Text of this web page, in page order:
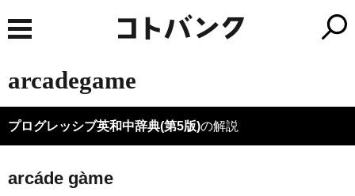
arcadegame
プログレッシブ英和中辞典(第5版)の解説
arcáde gàme